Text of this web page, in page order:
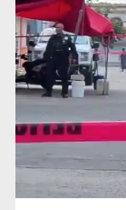
Mujer resulta
Zapopan